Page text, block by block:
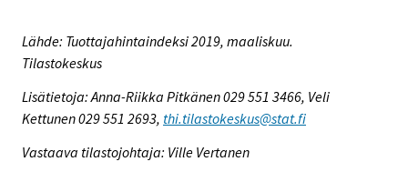
Lähde: Tuottajahintaindeksi 2019, maaliskuu.
Tilastokeskus
Lisätietoja: Anna-Riikka Pitkänen 029 551 3466, Veli
Kettunen 029 551 2693, thi.tilastokeskus@stat.fi
Vastaava tilastojohtaja: Ville Vertanen